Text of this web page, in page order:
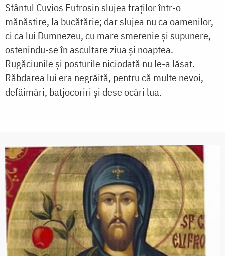
Sfântul Cuvios Eufrosin slujea fraților într-o
mănăstire, la bucătărie; dar slujea nu ca oamenilor,
ci ca lui Dumnezeu, cu mare smerenie și supunere,
ostenindu-se în ascultare ziua și noaptea.
Rugăciunile și posturile niciodată nu le-a lăsat.
Răbdarea lui era negrăită, pentru că multe nevoi,
defăimări, batjocoriri și dese ocări lua.